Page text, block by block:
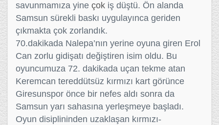
savunmamıza yine çok iş düştü. Ön alanda
Samsun sürekli baskı uygulayınca geriden
çıkmakta çok zorlandık.
70.dakikada Nalepa’nın yerine oyuna giren Erol
Can zorlu gidişatı değiştiren isim oldu. Bu
oyuncumuza 72. dakikada uçan tekme atan
Keremcan tereddütsüz kırmızı kart görünce
Giresunspor önce bir nefes aldı sonra da
Samsun yarı sahasına yerleşmeye başladı.
Oyun disiplininden uzaklaşan kırmızı-